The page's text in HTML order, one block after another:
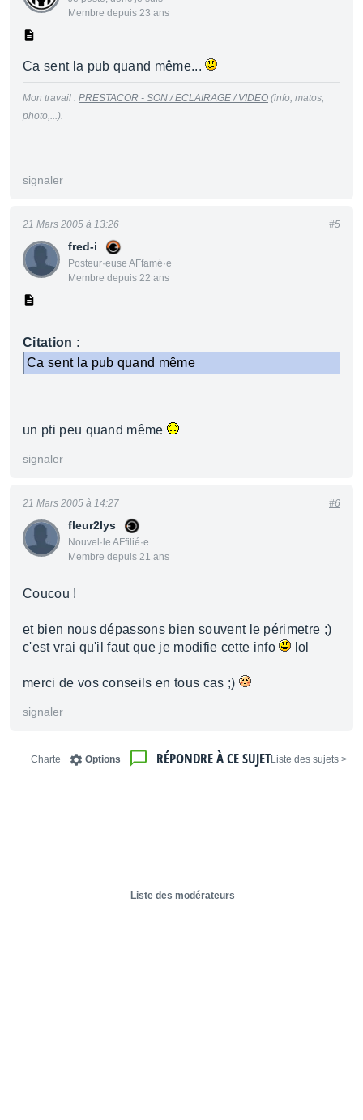
Membre depuis 23 ans
Ca sent la pub quand même...
Mon travail : PRESTACOR - SON / ECLAIRAGE / VIDEO (info, matos,
photo,...).
signaler
fred-i
Posteur·euse AFfamé·e
Membre depuis 22 ans
21 Mars 2005 à 13:26 #5
Citation :
Ca sent la pub quand même
un pti peu quand même
signaler
fleur2lys
Nouvel·le AFfilié·e
Membre depuis 21 ans
21 Mars 2005 à 14:27 #6
Coucou !
et bien nous dépassons bien souvent le périmetre ;)
c'est vrai qu'il faut que je modifie cette info
lol
merci de vos conseils en tous cas ;)
signaler
< Liste des sujets
RÉPONDRE À CE SUJET
Options
Charte
Liste des modérateurs